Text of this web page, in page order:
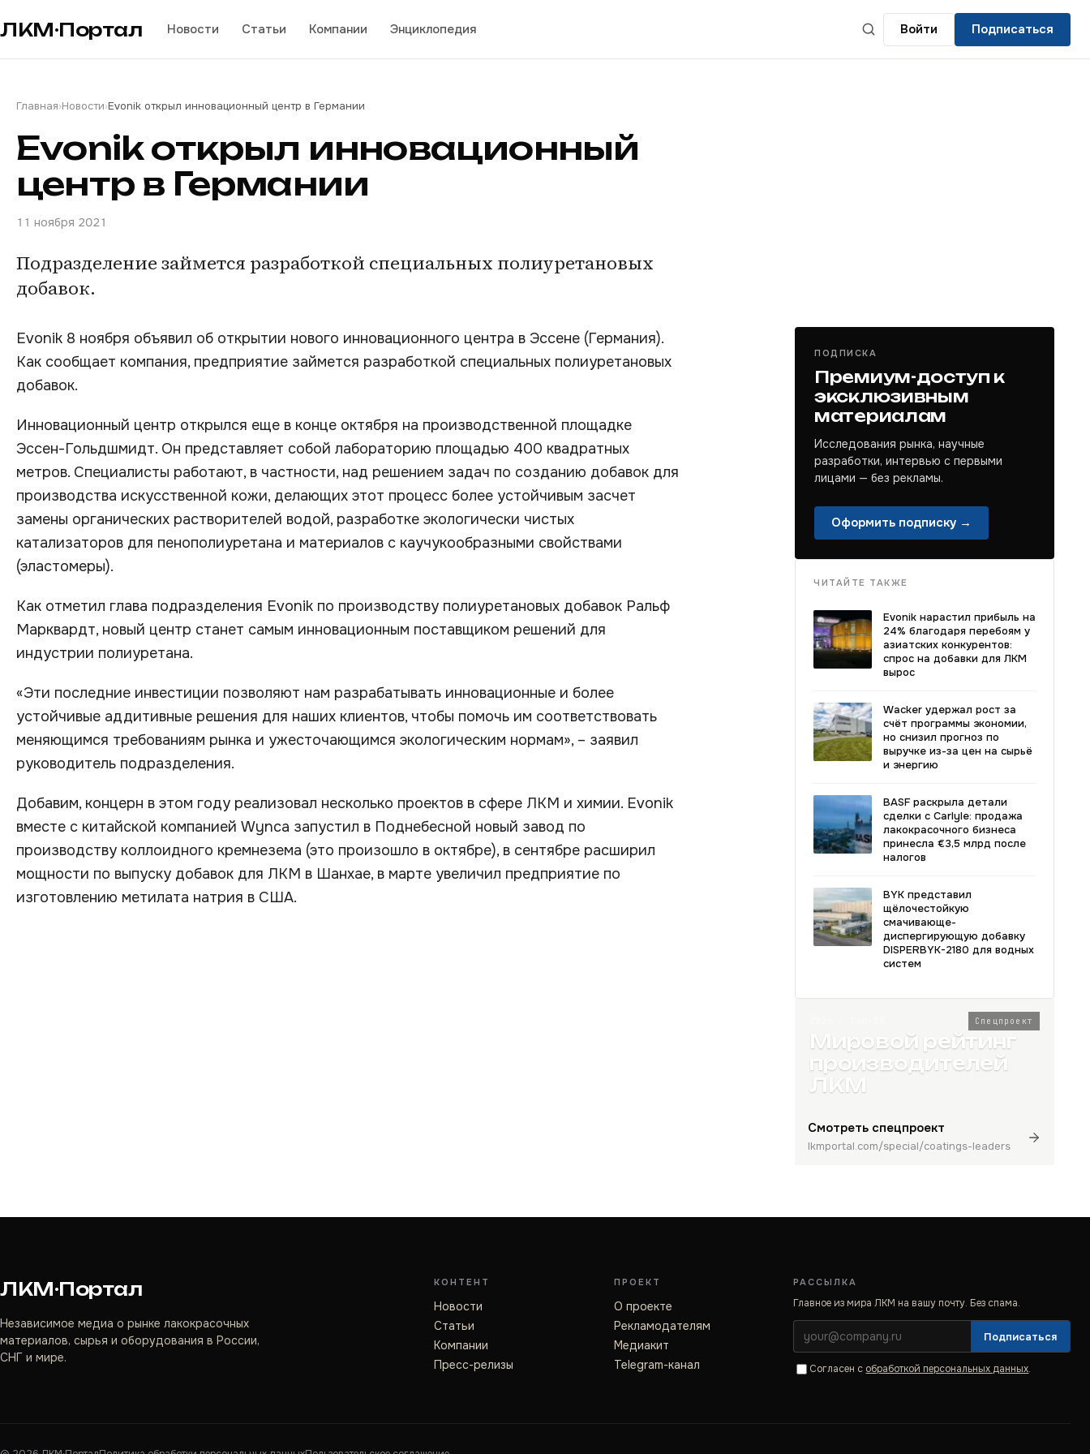
ЛКМ·Портал Новости Статьи Компании Энциклопедия Войти Подписаться
Главная›Новости›Evonik открыл инновационный центр в Германии
Evonik открыл инновационный
центр в Германии
11 ноября 2021
Подразделение займется разработкой специальных полиуретановых
добавок.
Evonik 8 ноября объявил об открытии нового инновационного центра в Эссене (Германия).
Как сообщает компания, предприятие займется разработкой специальных полиуретановых
добавок.
Инновационный центр открылся еще в конце октября на производственной площадке
Эссен-Гольдшмидт. Он представляет собой лабораторию площадью 400 квадратных
метров. Специалисты работают, в частности, над решением задач по созданию добавок для
производства искусственной кожи, делающих этот процесс более устойчивым засчет
замены органических растворителей водой, разработке экологически чистых
катализаторов для пенополиуретана и материалов с каучукообразными свойствами
(эластомеры).
Как отметил глава подразделения Evonik по производству полиуретановых добавок Ральф
Марквардт, новый центр станет самым инновационным поставщиком решений для
индустрии полиуретана.
«Эти последние инвестиции позволяют нам разрабатывать инновационные и более
устойчивые аддитивные решения для наших клиентов, чтобы помочь им соответствовать
меняющимся требованиям рынка и ужесточающимся экологическим нормам», – заявил
руководитель подразделения.
Добавим, концерн в этом году реализовал несколько проектов в сфере ЛКМ и химии. Evonik
вместе с китайской компанией Wynca запустил в Поднебесной новый завод по
производству коллоидного кремнезема (это произошло в октябре), в сентябре расширил
мощности по выпуску добавок для ЛКМ в Шанхае, в марте увеличил предприятие по
изготовлению метилата натрия в США.
ПОДПИСКА
Премиум-доступ к
эксклюзивным
материалам
Исследования рынка, научные
разработки, интервью с первыми
лицами — без рекламы.
Оформить подписку →
ЧИТАЙТЕ ТАКЖЕ
Evonik нарастил прибыль на
24% благодаря перебоям у
азиатских конкурентов:
спрос на добавки для ЛКМ
вырос
Wacker удержал рост за
счёт программы экономии,
но снизил прогноз по
выручке из-за цен на сырьё
и энергию
BASF раскрыла детали
сделки с Carlyle: продажа
лакокрасочного бизнеса
принесла €3,5 млрд после
налогов
BYK представил
щёлочестойкую
смачивающе-
диспергирующую добавку
DISPERBYK-2180 для водных
систем
Спецпроект
Мировой рейтинг
производителей
ЛКМ
Смотреть спецпроект
lkmportal.com/special/coatings-leaders
ЛКМ·Портал
Независимое медиа о рынке лакокрасочных
материалов, сырья и оборудования в России,
СНГ и мире.
КОНТЕНТ
Новости
Статьи
Компании
Пресс-релизы
ПРОЕКТ
О проекте
Рекламодателям
Медиакит
Telegram-канал
РАССЫЛКА
Главное из мира ЛКМ на вашу почту. Без спама.
Подписаться
Согласен с обработкой персональных данных.